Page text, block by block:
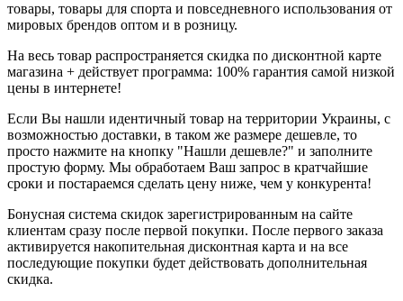
товары, товары для спорта и повседневного использования от
мировых брендов оптом и в розницу.
На весь товар распространяется скидка по дисконтной карте
магазина + действует программа: 100% гарантия самой низкой
цены в интернете!
Если Вы нашли идентичный товар на территории Украины, с
возможностью доставки, в таком же размере дешевле, то
просто нажмите на кнопку "Нашли дешевле?" и заполните
простую форму. Мы обработаем Ваш запрос в кратчайшие
сроки и постараемся сделать цену ниже, чем у конкурента!
Бонусная система скидок зарегистрированным на сайте
клиентам сразу после первой покупки. После первого заказа
активируется накопительная дисконтная карта и на все
последующие покупки будет действовать дополнительная
скидка.